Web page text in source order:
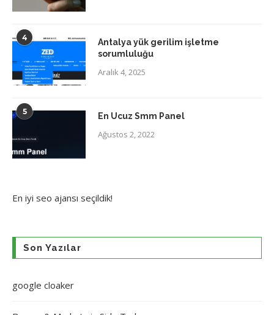
4
Antalya yük gerilim işletme
sorumluluğu
Aralık 4, 2025
5 En Ucuz Smm Panel
Ağustos 2, 2022
En iyi seo ajansı seçildik!
Son Yazılar
google cloaker